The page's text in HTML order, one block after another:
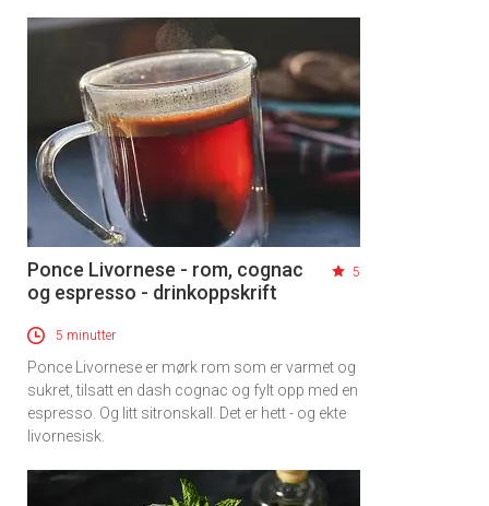
Ponce Livornese - rom, cognac
og espresso - drinkoppskrift
5
5 minutter
Ponce Livornese er mørk rom som er varmet og
sukret, tilsatt en dash cognac og fylt opp med en
espresso. Og litt sitronskall. Det er hett - og ekte
livornesisk.